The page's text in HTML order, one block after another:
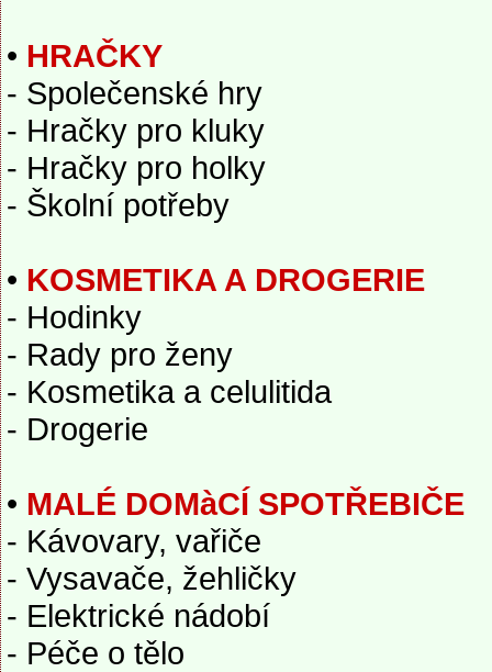
• HRAČKY
- Společenské hry
- Hračky pro kluky
- Hračky pro holky
- Školní potřeby
• KOSMETIKA A DROGERIE
- Hodinky
- Rady pro ženy
- Kosmetika a celulitida
- Drogerie
• MALÉ DOMàCÍ SPOTŘEBIČE
- Kávovary, vařiče
- Vysavače, žehličky
- Elektrické nádobí
- Péče o tělo